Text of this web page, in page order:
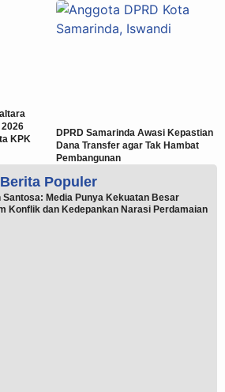
KPK
DPRD Samarinda Awasi Kepastian
Dana Transfer agar Tak Hambat
Pembangunan
Berita Populer
Santosa: Media Punya Kekuatan Besar
Konflik dan Kedepankan Narasi Perdamaian